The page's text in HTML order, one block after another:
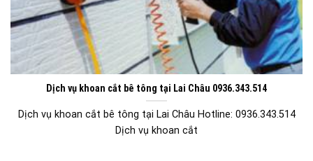
Dịch vụ khoan cắt bê tông tại Lai Châu 0936.343.514
Dịch vụ khoan cắt bê tông tại Lai Châu Hotline: 0936.343.514
Dịch vụ khoan cắt